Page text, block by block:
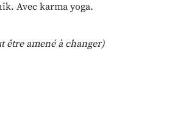
Avec karma yoga.
amené à changer)